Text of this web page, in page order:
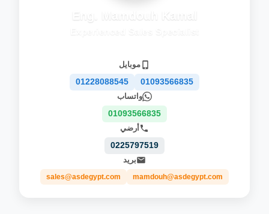
Eng. Mamdouh Kamal
موبايل
01093566835
01228088545
واتساب
01093566835
أرضي
0225797519
بريد
mamdouh@asdegypt.com
sales@asdegypt.com